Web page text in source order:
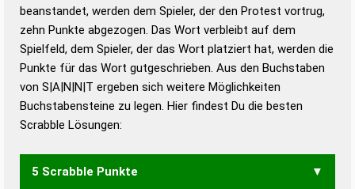
Duden – Standardwerk in 12 Bänden
Duden – Richtiges und gutes
Deutsch
Duden – Die deutsche Grammatik
Duden – Deutsches
beanstandet, werden dem Spieler, der den Protest vortrug,
zehn Punkte abgezogen. Das Wort verbleibt auf dem
Spielfeld, dem Spieler, der das Wort platziert hat, werden die
Punkte für das Wort gutgeschrieben. Aus den Buchstaben
von S|A|N|N|T ergeben sich weitere Möglichkeiten
Buchstabensteine zu legen. Hier findest Du die besten
Scrabble Lösungen:
5 Scrabble Punkte